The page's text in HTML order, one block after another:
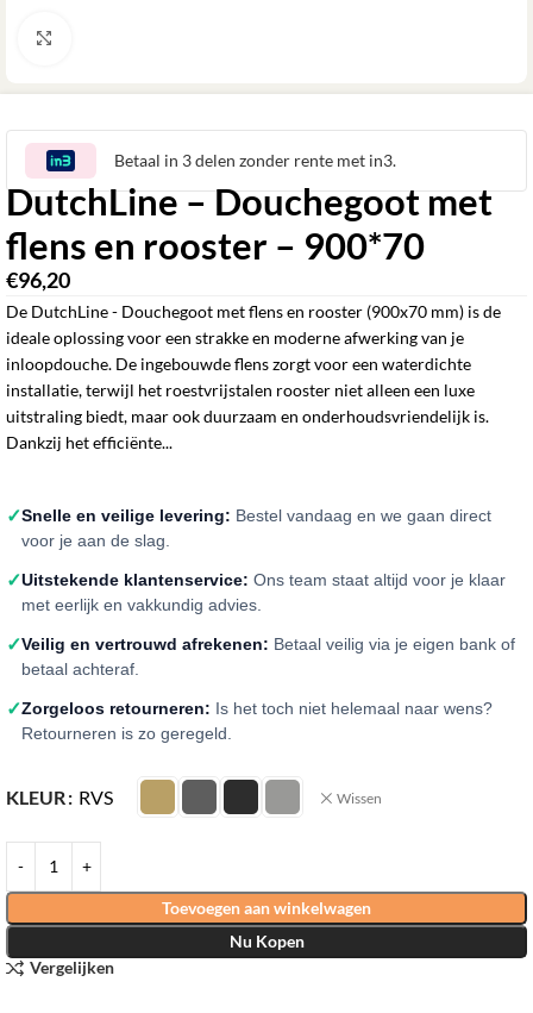
Betaal in 3 delen zonder rente met in3.
DutchLine – Douchegoot met
flens en rooster – 900*70
€96,20
De DutchLine - Douchegoot met flens en rooster (900x70 mm) is de
ideale oplossing voor een strakke en moderne afwerking van je
inloopdouche. De ingebouwde flens zorgt voor een waterdichte
installatie, terwijl het roestvrijstalen rooster niet alleen een luxe
uitstraling biedt, maar ook duurzaam en onderhoudsvriendelijk is.
Dankzij het efficiënte...
✓Snelle en veilige levering: Bestel vandaag en we gaan direct
voor je aan de slag.
✓Uitstekende klantenservice: Ons team staat altijd voor je klaar
met eerlijk en vakkundig advies.
✓Veilig en vertrouwd afrekenen: Betaal veilig via je eigen bank of
betaal achteraf.
✓Zorgeloos retourneren: Is het toch niet helemaal naar wens?
Retourneren is zo geregeld.
KLEUR RVS Wissen
Toevoegen aan winkelwagen
Nu Kopen
Vergelijken